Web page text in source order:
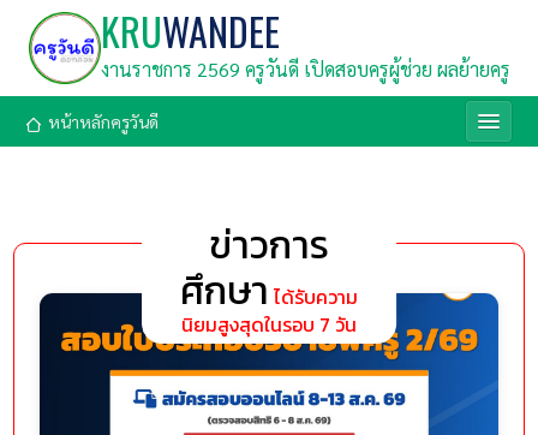
KRUWANDEE
งานราชการ 2569 ครูวันดี เปิดสอบครูผู้ช่วย ผลย้ายครู
หน้าหลักครูวันดี
ข่าวการ
ศึกษา ได้รับความ
นิยมสูงสุดในรอบ 7 วัน